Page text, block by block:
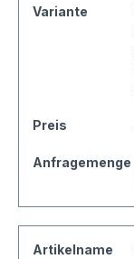
Variante
Preis
Anfragemenge
Artikelname